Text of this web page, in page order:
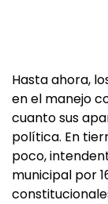
Hasta ahora,
en el manejo
cuanto sus
política. En
poco,
municipal por